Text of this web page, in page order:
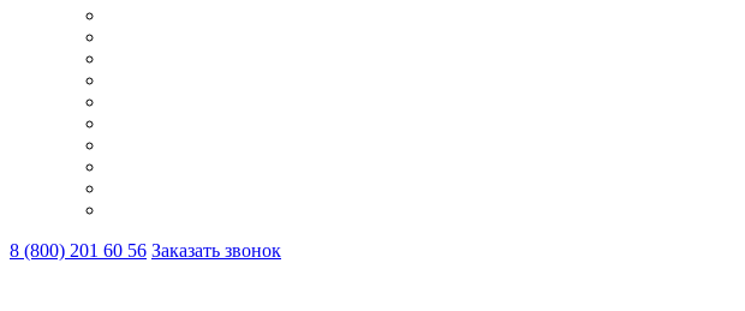
8 (800) 201 60 56 Заказать звонок